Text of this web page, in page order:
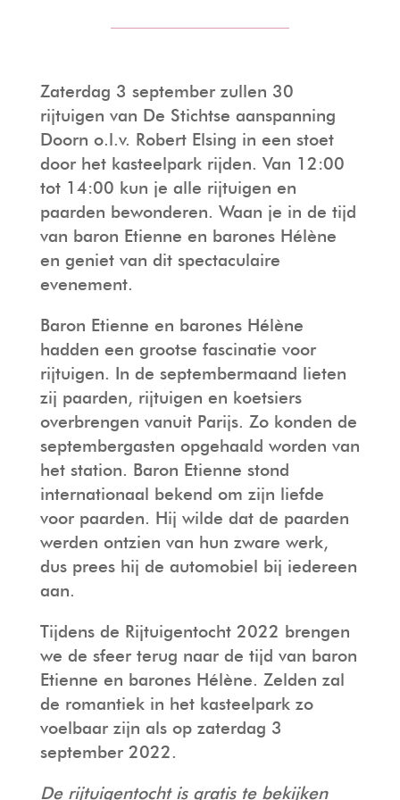
VEELGESTELDE VRAGEN
FOTO- EN FILMOPNAMES
HAARZUILENS
DE KASTEELWINKEL
HORECA
FOTO- EN FILMOPNAMES
HUISREGELS & VOORWAARDEN
Zaterdag 3 september zullen 30
rijtuigen van De Stichtse aanspanning
Doorn o.l.v. Robert Elsing in een stoet
door het kasteelpark rijden. Van 12:00
tot 14:00 kun je alle rijtuigen en
paarden bewonderen. Waan je in de tijd
van baron Etienne en barones Hélène
en geniet van dit spectaculaire
evenement.
Baron Etienne en barones Hélène
hadden een grootse fascinatie voor
rijtuigen. In de septembermaand lieten
zij paarden, rijtuigen en koetsiers
overbrengen vanuit Parijs. Zo konden de
septembergasten opgehaald worden van
het station. Baron Etienne stond
internationaal bekend om zijn liefde
voor paarden. Hij wilde dat de paarden
werden ontzien van hun zware werk,
dus prees hij de automobiel bij iedereen
aan.
Tijdens de Rijtuigentocht 2022 brengen
we de sfeer terug naar de tijd van baron
Etienne en barones Hélène. Zelden zal
de romantiek in het kasteelpark zo
voelbaar zijn als op zaterdag 3
september 2022.
De rijtuigentocht is gratis te bekijken